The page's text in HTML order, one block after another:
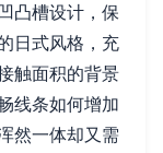
凸槽设计，保
日式风格，充
触面积的背景
线条如何增加
然一体却又需